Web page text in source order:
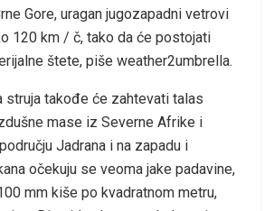
Gore, uragan jugozapadni vetrovi
120 km / č, tako da će postojati
štete, piše weather2umbrella.
struja takođe će zahtevati talas
mase iz Severne Afrike i
Jadrana i na zapadu i
očekuju se veoma jake padavine,
mm kiše po kvadratnom metru,